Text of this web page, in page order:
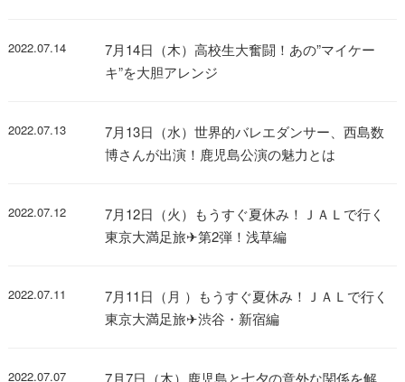
2022.07.14
7月14日（木）高校生大奮闘！あの”マイケー
キ”を大胆アレンジ
2022.07.13
7月13日（水）世界的バレエダンサー、西島数
博さんが出演！鹿児島公演の魅力とは
2022.07.12
7月12日（火）もうすぐ夏休み！ＪＡＬで行く
東京大満足旅✈第2弾！浅草編
2022.07.11
7月11日（月 ）もうすぐ夏休み！ＪＡＬで行く
東京大満足旅✈渋谷・新宿編
2022.07.07
7月7日（木）鹿児島と七夕の意外な関係を解